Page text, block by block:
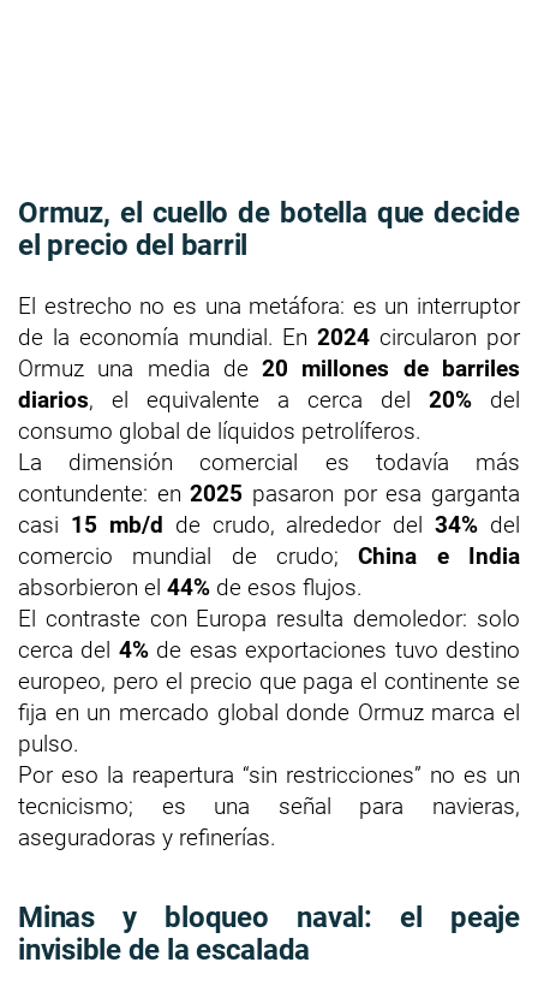
Ormuz, el cuello de botella que decide
el precio del barril
El estrecho no es una metáfora: es un interruptor
de la economía mundial. En2024 circularon por
Ormuz una media de20 millones de barriles
diarios, el equivalente a cerca del 20% del
consumo global de líquidos petrolíferos.
La dimensión comercial es todavía más
contundente: en2025 pasaron por esa garganta
casi 15 mb/d de crudo, alrededor del34% del
comercio mundial de crudo;China e India
absorbieron el 44% de esos flujos.
El contraste con Europa resulta demoledor: solo
cerca del 4%de esas exportaciones tuvo destino
europeo, pero el precio que paga el continente se
fija en un mercado global donde Ormuz marca el
pulso.
Por eso la reapertura “sin restricciones” no es un
tecnicismo; es una señal para navieras,
aseguradoras y refinerías.
Minas y bloqueo naval: el peaje
invisible de la escalada